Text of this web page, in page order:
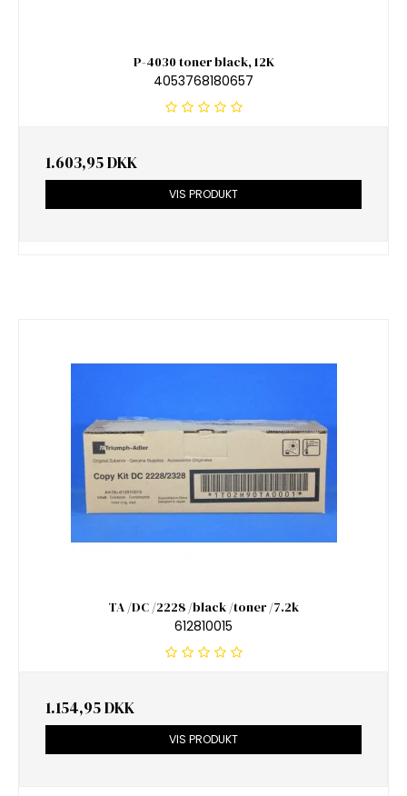
P-4030 toner black, 12K
4053768180657
1.603,95 DKK
VIS PRODUKT
TA /DC /2228 /black /toner /7.2k
612810015
1.154,95 DKK
VIS PRODUKT